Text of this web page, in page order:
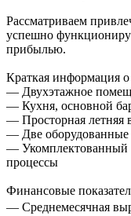
Рассматриваем
успешно
прибылью.
Краткая информация о
— Двухэтажное
— Кухня, основной
— Просторная летняя
— Две
— Укомплектованный
процессы
Финансовые
— Среднемесячная